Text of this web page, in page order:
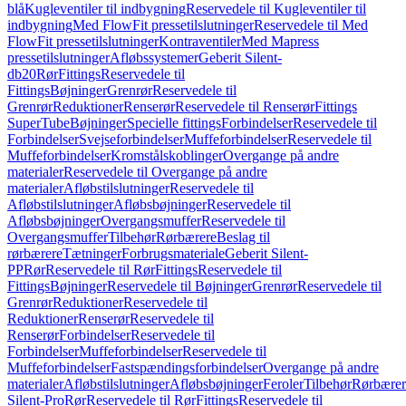
blåKugleventiler til indbygningReservedele til Kugleventiler til
indbygningMed FlowFit pressetilslutningerReservedele til Med
FlowFit pressetilslutningerKontraventilerMed Mapress
pressetilslutningerAfløbssystemerGeberit Silent-
db20RørFittingsReservedele til
FittingsBøjningerGrenrørReservedele til
GrenrørReduktionerRenserørReservedele til RenserørFittings
SuperTubeBøjningerSpecielle fittingsForbindelserReservedele til
ForbindelserSvejseforbindelserMuffeforbindelserReservedele til
MuffeforbindelserKromstålskoblingerOvergange på andre
materialerReservedele til Overgange på andre
materialerAfløbstilslutningerReservedele til
AfløbstilslutningerAfløbsbøjningerReservedele til
AfløbsbøjningerOvergangsmufferReservedele til
OvergangsmufferTilbehørRørbærereBeslag til
rørbærereTætningerForbrugsmaterialeGeberit Silent-
PPRørReservedele til RørFittingsReservedele til
FittingsBøjningerReservedele til BøjningerGrenrørReservedele til
GrenrørReduktionerReservedele til
ReduktionerRenserørReservedele til
RenserørForbindelserReservedele til
ForbindelserMuffeforbindelserReservedele til
MuffeforbindelserFastspændingsforbindelserOvergange på andre
materialerAfløbstilslutningerAfløbsbøjningerFerolerTilbehør
Silent-ProRørReservedele til RørFittingsReservedele til